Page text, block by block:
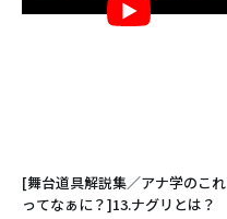
[舞台道具解説集／アナ学のこれ
ってなぁに？]13.ナグリとは？